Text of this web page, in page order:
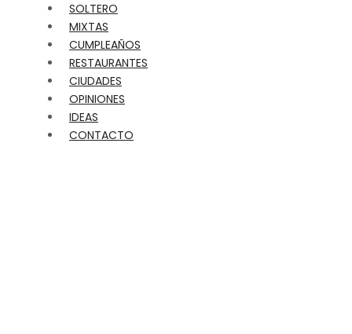
SOLTERO
MIXTAS
CUMPLEAÑOS
RESTAURANTES
CIUDADES
OPINIONES
IDEAS
CONTACTO